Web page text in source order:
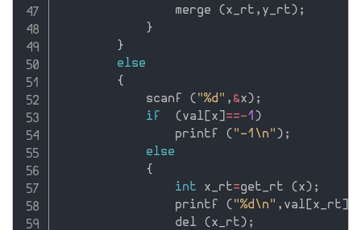
                merge
( x_rt , y_rt ) ;
}
}
else
{
            scanf
( "%d" , &x ) ;
if
( val x ==-1 )
                printf
( "-1\n" ) ;
else
{
int x_rt=get_rt ( x ) ;
                printf
( "%d\n" , val x_rt
                del
( x_rt ) ;